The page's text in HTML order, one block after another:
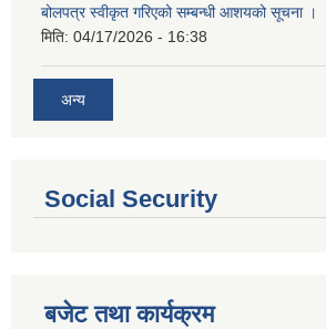
बोलपत्र स्वीकृत गरिएको सम्बन्धी आशयको सूचना ।
मिति: 04/17/2026 - 16:38
अन्य
Social Security
बजेट तथा कार्यक्रम